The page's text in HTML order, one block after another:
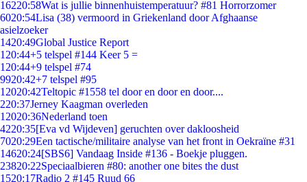
16220:58Wat is jullie binnenhuistemperatuur? #81 Horrorzomer
6020:54Lisa (38) vermoord in Griekenland door Afghaanse
asielzoeker
1420:49Global Justice Report
1 20:44+5 telspel #144 Keer 5 =
1 20:44+9 telspel #74
9920:42+7 telspel #95
12020:42Teltopic #1558 tel door en door en door....
220:37Jerney Kaagman overleden
12020:36Nederland toen
4220:35[Eva vd Wijdeven] geruchten over dakloosheid
7020:29Een tactische/militaire analyse van het front in Oekraïne #31
14620:24[SBS6] Vandaag Inside #136 - Boekje pluggen.
23820:22Speciaalbieren #80: another one bites the dust
1520:17Radio 2 #145 Ruud 66